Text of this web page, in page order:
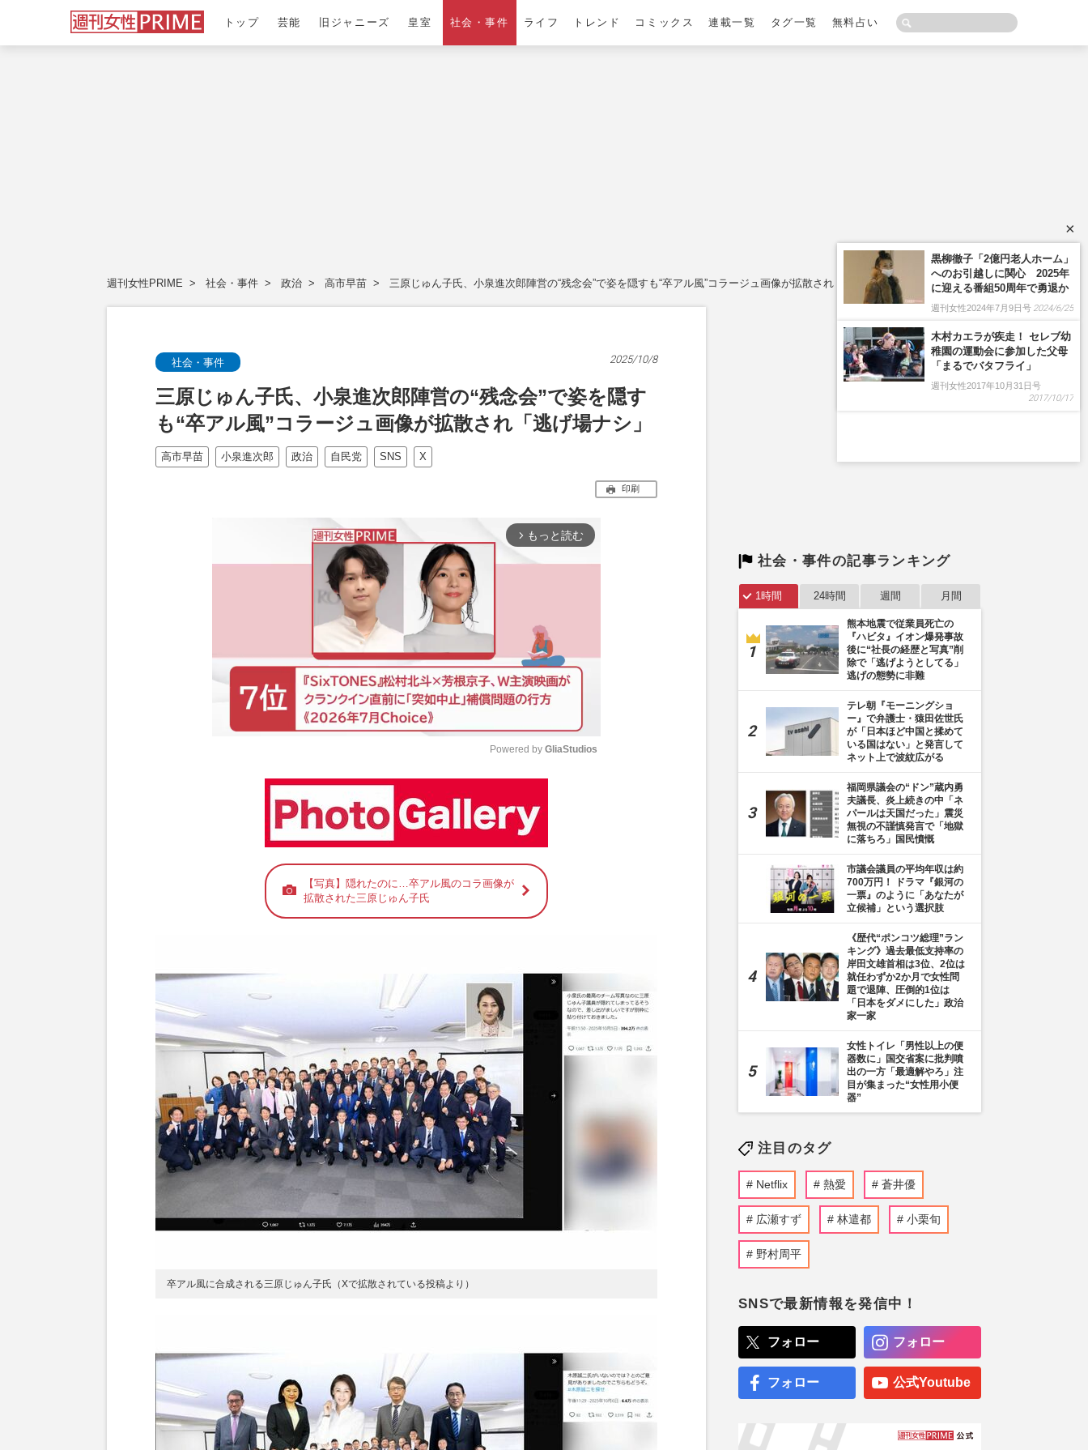
トップ 芸能 旧ジャニーズ 皇室 社会・事件 ライフ トレンド コミックス 連載一覧 タグ一覧 無料占い
週刊女性PRIME 社会・事件 政治 高市早苗 三原じゅん子氏、小泉進次郎陣営の“残念会”で姿を隠すも“卒アル風”コラージュ画像が拡散され「逃げ場ナシ」
社会・事件 2025/10/8
三原じゅん子氏、小泉進次郎陣営の“残念会”で姿を隠す
も“卒アル風”コラージュ画像が拡散され「逃げ場ナシ」
高市早苗 小泉進次郎 政治 自民党 SNS X
印刷
arrow_forward_ios もっと読む
u
e
Powered by GliaStudios
【写真】隠れたのに…卒アル風のコラ画像が
拡散された三原じゅん子氏
卒アル風に合成される三原じゅん子氏（Xで拡散されている投稿より）
社会・事件の記事ランキング
1時間 24時間 週間 月間
熊本地震で従業員死亡の
『ハビタ』イオン爆発事故
後に“社長の経歴と写真”削
除で「逃げようとしてる」
逃げの態勢に非難
テレ朝『モーニングショ
ー』で弁護士・猿田佐世氏
が「日本ほど中国と揉めて
いる国はない」と発言して
ネット上で波紋広がる
福岡県議会の“ドン”蔵内勇
夫議長、炎上続きの中「ネ
パールは天国だった」震災
無視の不謹慎発言で「地獄
に落ちろ」国民憤慨
市議会議員の平均年収は約
700万円！ ドラマ『銀河の
一票』のように「あなたが
立候補」という選択肢
《歴代“ポンコツ総理”ラン
キング》過去最低支持率の
岸田文雄首相は3位、2位は
就任わずか2か月で女性問
題で退陣、圧倒的1位は
「日本をダメにした」政治
家一家
女性トイレ「男性以上の便
器数に」国交省案に批判噴
出の一方「最適解やろ」注
目が集まった“女性用小便
器”
注目のタグ
Netflix 熱愛 蒼井優
広瀬すず 林遣都 小栗旬
野村周平
SNSで最新情報を発信中！
フォロー フォロー
フォロー 公式Youtube
×
黒柳徹子「2億円老人ホーム」
へのお引越しに関心 2025年
に迎える番組50周年で勇退か
週刊女性2024年7月9日号 2024/6/25
木村カエラが疾走！ セレブ幼
稚園の運動会に参加した父母
「まるでバタフライ」
週刊女性2017年10月31日号
2017/10/17